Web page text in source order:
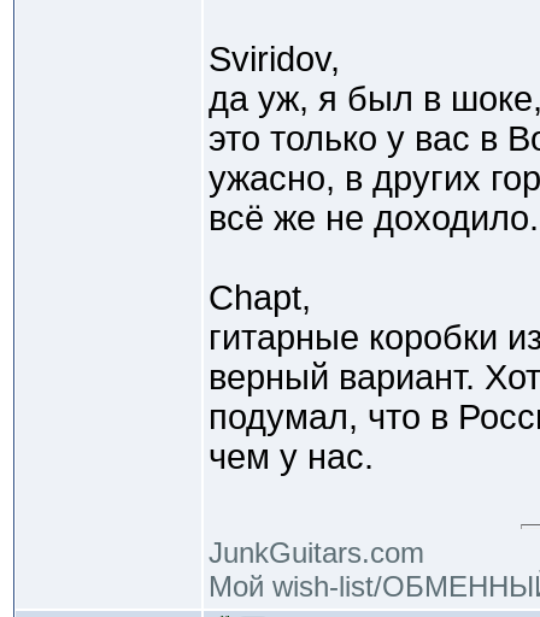
Sviridov,
да уж, я был в
это только у вас в
ужасно, в других
всё же не
Сhapt,
гитарные коробки
верный вариант.
подумал, что в
чем у нас.
JunkGuitars.com
Мой wish-list/